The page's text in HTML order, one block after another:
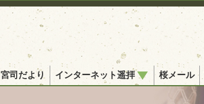
宮司だより インターネット遥拝 桜メール